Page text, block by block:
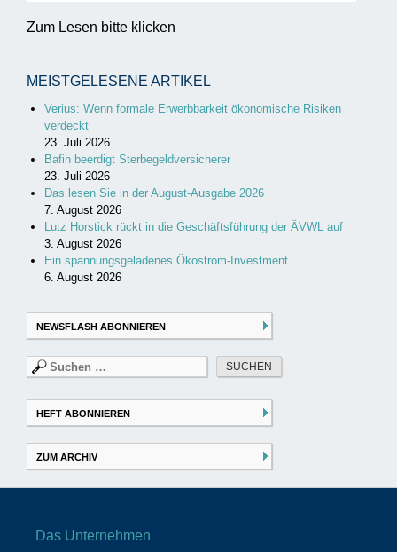
Zum Lesen bitte klicken
MEISTGELESENE ARTIKEL
Verius: Wenn formale Erwerbbarkeit ökonomische Risiken
verdeckt
23. Juli 2026
Bafin beerdigt Sterbegeldversicherer
23. Juli 2026
Das lesen Sie in der August-Ausgabe 2026
7. August 2026
Lutz Horstick rückt in die Geschäftsführung der ÄVWL auf
3. August 2026
Ein spannungsgeladenes Ökostrom-Investment
6. August 2026
NEWSFLASH ABONNIEREN
Suchen
nach:
HEFT ABONNIEREN
ZUM ARCHIV
Das Unternehmen